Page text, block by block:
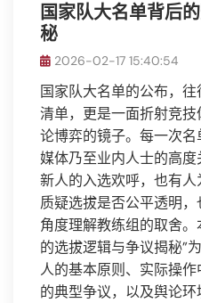
国家队大名单背后
秘
2026-02-17 15:40:54
国家队大名单的公布，
清单，更是一面折射竞
论博弈的镜子。每一次名
媒体乃至业内人士的高
新人的入选欢呼，也有
质疑选拔是否公平透明
角度理解教练组的取舍
的选拔逻辑与争议揭秘”
人的基本原则、实际操
的典型争议，以及舆论